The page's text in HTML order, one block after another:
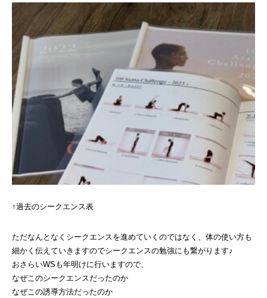
↑過去のシークエンス表
ただなんとなくシークエンスを進めていくのではなく、体の使い方も
細かく伝えていきますのでシークエンスの勉強にも繋がります♪
おさらいWSも年明けに行いますので、
なぜこのシークエンスだったのか
なぜこの誘導方法だったのか